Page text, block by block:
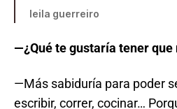
leila guerreiro
—¿Qué te gustaría tener que
—Más sabiduría para poder
escribir, correr, cocinar…